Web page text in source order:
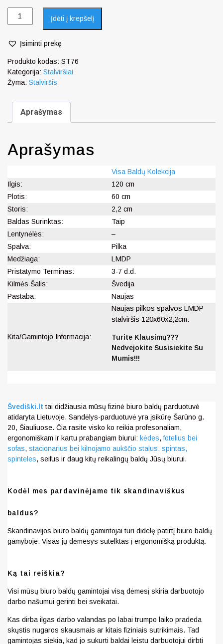
Įdėti į krepšelį
Įsiminti prekę
Produkto kodas: ST76
Kategorija: Stalviršiai
Žyma: Stalviršis
Aprašymas
Aprašymas
Visa Baldų Kolekcija
Ilgis:
120 cm
Plotis:
60 cm
Storis:
2,2 cm
Baldas Surinktas:
Taip
Lentynėlės:
–
Spalva:
Pilka
Medžiaga:
LMDP
Pristatymo Terminas:
3-7 d.d.
Kilmės Šalis:
Švedija
Pastaba:
Naujas
Kita/Gamintojo Informacija:
Naujas pilkos spalvos LMDP
stalviršis 120x60x2,2cm.
Turite Klausimų???
Nedvejokite Susisiekite Su
Mumis!!!
Švediški.lt tai didžiausia mūsų fizinė biuro baldų parduotuvė
atidaryta Lietuvoje. Sandėlys-parduotuvė yra įsikūrę Šarūno g.
20, Šiauliuose. Čia rasite visko ko reikia profesonaliam,
ergonomiškam ir kartu prabangiam biurui: kėdes,fotelius bei
sofas, stacionarius bei kilnojamo aukščio stalus, spintas,
spinteles, seifus ir daug kitų reikalingų baldų Jūsų biurui.
Kodėl mes pardavinėjame tik skandinaviškus
baldus?
Skandinavijos biuro baldų gamintojai turi didelę patirtį biuro baldų
gamyboje. Visas jų dėmesys sutelktas į ergonomišką produktą.
Ką tai reiškia?
Visi mūsų biuro baldų gamintojai visą dėmesį skiria darbuotojo
darbo našumui gerinti bei sveikatai.
Kas dirba ilgas darbo valandas po labai trumpo laiko pradeda
skųstis nugaros skausmais ar kitais fiziniais sutrikimais. Tad
gamintojas siekia, kad jo sukurti baldai leistu darbuotojui dirbti